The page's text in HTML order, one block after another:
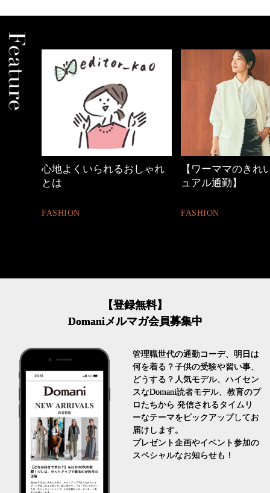
心地よくいられるおしゃれ
とは
FASHION
【ワーママのきれ
ュアル通勤】
FASHION
【登録無料】
Domaniメルマガ会員募集中
管理職世代の通勤コーデ、明日は
何を着る？子供の受験や習い事、
どうする？人気モデル、ハイセン
スなDomani読者モデル、教育のプ
ロたちから 発信されるタイムリ
ーなテーマをピックアップしてお
届けします。
プレゼント企画やイベント参加の
スペシャルなお知らせも！